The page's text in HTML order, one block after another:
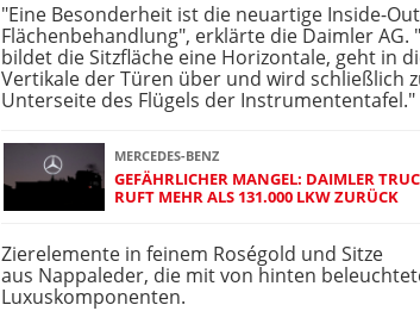
"Eine Besonderheit ist die neuartige Inside-
Flächenbehandlung", erklärte die Daimler AG.
bildet die Sitzfläche eine Horizontale, geht in
Vertikale der Türen über und wird schließlich
Unterseite des Flügels der Instrumententafel."
MERCEDES-BENZ
GEFÄHRLICHER MANGEL: DAIMLER
RUFT MEHR ALS 131.000 LKW ZURÜCK
Zierelemente in feinem Roségold und Sitze
aus Nappaleder, die mit von hinten
Luxuskomponenten.